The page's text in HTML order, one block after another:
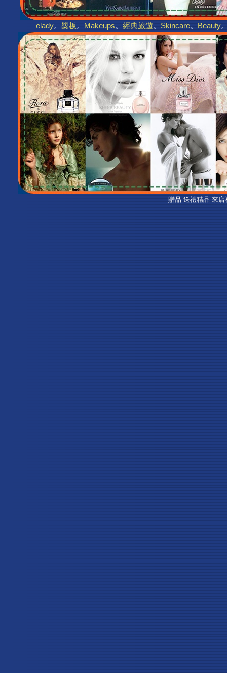
elady。槳板 。 Makeups。經典旅遊。 Skincare。 Beauty
贈品 送禮精品 來